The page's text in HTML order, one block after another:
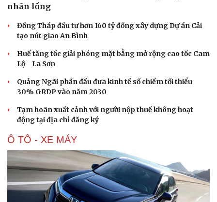
Văn hóa
Sân khấu - Điện ảnh
Âm nhạc
Di sản
Giải trí
nhãn lồng
Đồng Tháp đầu tư hơn 160 tỷ đồng xây dựng Dự án Cải
tạo nút giao An Bình
Huế tăng tốc giải phóng mặt bằng mở rộng cao tốc Cam
Lộ - La Sơn
Quảng Ngãi phấn đấu đưa kinh tế số chiếm tối thiểu
30% GRDP vào năm 2030
Tạm hoãn xuất cảnh với người nộp thuế không hoạt
động tại địa chỉ đăng ký
Ô TÔ - XE MÁY